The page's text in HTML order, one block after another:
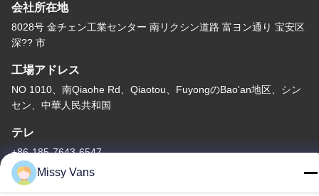
会社所在地
8028号 金チェン工業センター 南リクシン道路 富ヨン通り 宝安区
深?? 市
工場アドレス
NO 1010、南Qiaohe Rd、Qiaotou、FuyongのBao'an地区、シン
セン、中華人民共和国
テレ
+86-185-7643-6547
Missy Vans